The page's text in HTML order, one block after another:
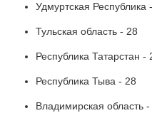
Удмуртская Республика
Тульская область - 28
Республика Татарстан -
Республика Тыва - 28
Владимирская область -